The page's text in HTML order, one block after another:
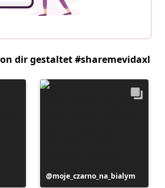
dir gestaltet #sharemevidaxl
Beitrag
moje_czarno_na_bialym